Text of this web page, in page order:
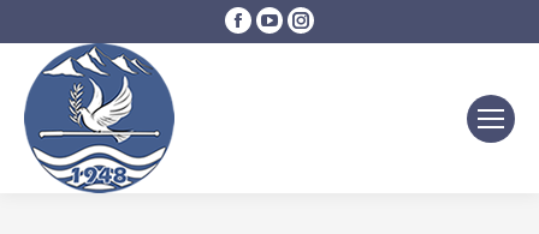
Facebook
page
YouTube
page
Instagram
page